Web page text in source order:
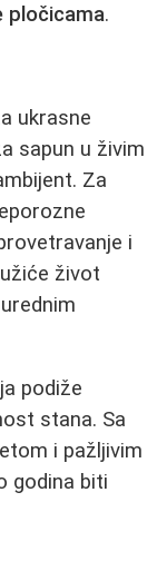
pločicama.
ukrasne
sapun u živim
Za
i
život
podiže
stana. Sa
i pažljivim
godina biti